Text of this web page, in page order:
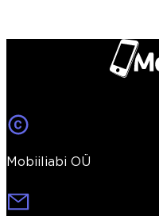
Mobiiliabi OÜ